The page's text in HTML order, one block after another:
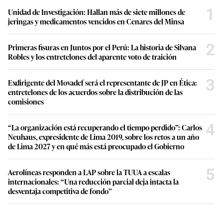
Unidad de Investigación: Hallan más de siete millones de
jeringas y medicamentos vencidos en Cenares del Minsa
1
Primeras fisuras en Juntos por el Perú: La historia de Silvana
Robles y los entretelones del aparente voto de traición
2
Exdirigente del Movadef será el representante de JP en Ética:
entretelones de los acuerdos sobre la distribución de las
comisiones
3
“La organización está recuperando el tiempo perdido”: Carlos
Neuhaus, expresidente de Lima 2019, sobre los retos a un año
de Lima 2027 y en qué más está preocupado el Gobierno
4
Aerolíneas responden a LAP sobre la TUUA a escalas
internacionales: “Una reducción parcial deja intacta la
desventaja competitiva de fondo”
5